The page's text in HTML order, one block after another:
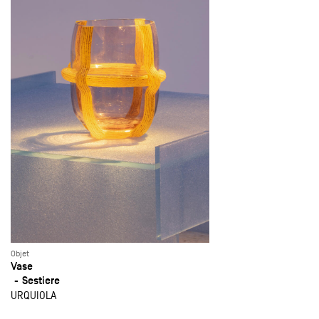
Objet
Vase
Sestiere
URQUIOLA